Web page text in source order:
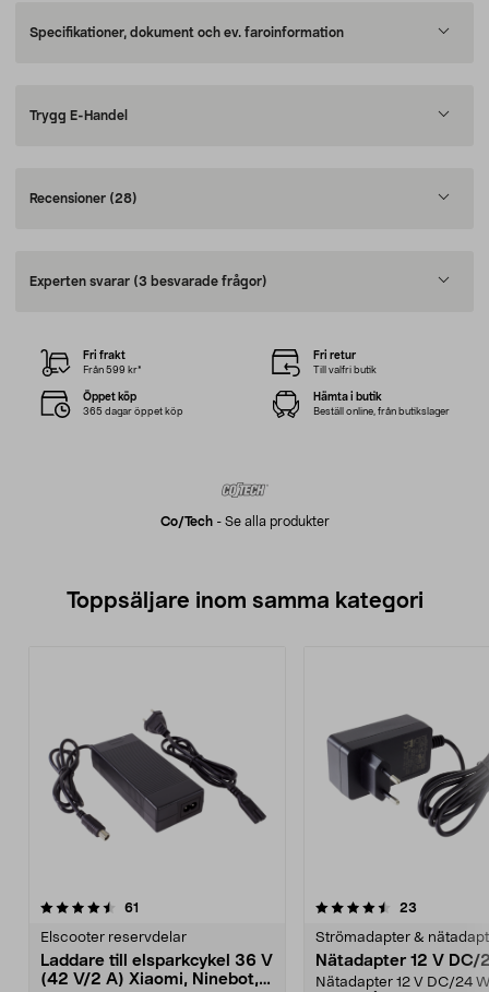
Specifikationer, dokument och ev. faroinformation
Trygg E-Handel
Recensioner (28)
Experten svarar (3 besvarade frågor)
Co/tech- Se alla produkter
Fri frakt
Från 599 kr*
Fri retur
Till valfri butik
Öppet köp
365 dagar öppet köp
Hämta i butik
Beställ online, från butikslager
Toppsäljare inom samma kategori
61
Elscooter reservdelar
Laddare till elsparkcykel 36 V
(42 V/2 A) Xiaomi, Ninebot,
4.5 av 5 stjärnor 23
Strömadapter &
Nätadapter 12 V DC/
Nätadapter 12 V DC/24
4.5 av 5 stjärnor